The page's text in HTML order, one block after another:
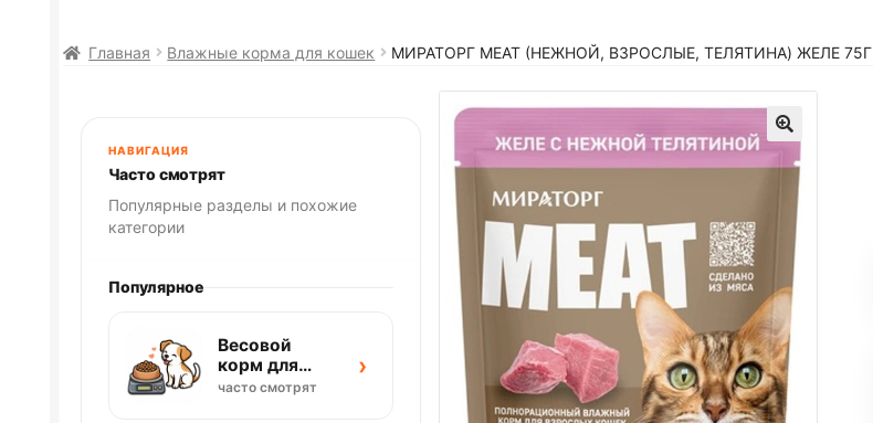
Главная Влажные корма для кошек МИРАТОРГ MEAT (НЕЖНОЙ, ВЗРОСЛЫЕ, ТЕЛЯТИНА) ЖЕЛЕ 75Г
НАВИГАЦИЯ
Часто смотрят
Популярные разделы и похожие
категории
Популярное
Весовой
корм для
собак
часто смотрят
›